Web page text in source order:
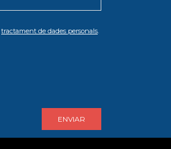
tractament de dades personals.